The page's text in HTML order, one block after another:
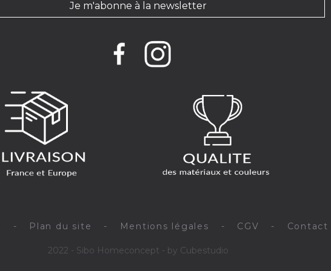
Je m'abonne à la newsletter
- Plan du site - Mentions légales - CGV - Contact
2022 - Sibo Homeconcept - by Cubestudio